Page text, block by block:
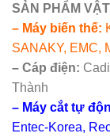
SẢN PHẨM
– Máy biến thế:
SANAKY, EMC,
– Cáp điện:
Thành
– Máy cắt tự
Entec-Korea,